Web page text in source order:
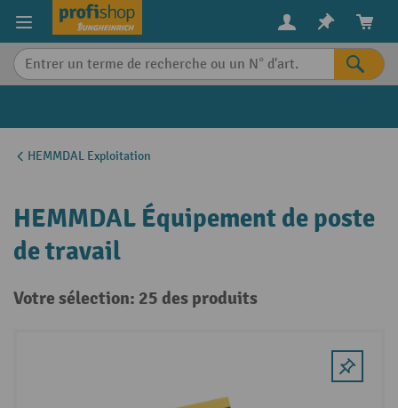
content
HEMMDAL Exploitation
HEMMDAL Équipement de poste
de travail
Votre sélection: 25 des produits